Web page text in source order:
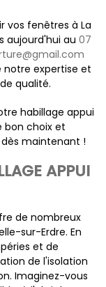
vos fenêtres à La
aujourd'hui au 07
notre expertise et
qualité.
habillage appui
bon choix et
maintenant !
APPUI
de nombreux
sur-Erdre. En
et de
de l'isolation
Imaginez-vous